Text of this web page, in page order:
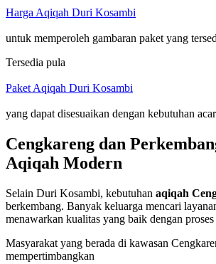
Harga Aqiqah Duri Kosambi
untuk memperoleh gambaran paket yang
Tersedia pula
Paket Aqiqah Duri Kosambi
yang dapat disesuaikan dengan kebutuhan
Cengkareng dan
Aqiqah Modern
Selain Duri Kosambi, kebutuhan aqiqah
berkembang. Banyak keluarga mencari
menawarkan kualitas yang baik dengan
Masyarakat yang berada di kawasan
mempertimbangkan